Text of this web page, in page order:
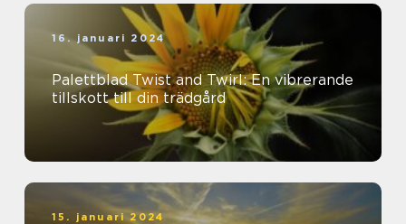
16. januari 2024
Palettblad Twist and Twirl: En vibrerande
tillskott till din trädgård
15. januari 2024